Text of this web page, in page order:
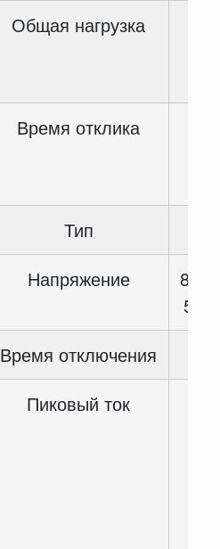
Общая нагрузка
Время отклика
Тип
Напряжение
Время отключения
Пиковый ток